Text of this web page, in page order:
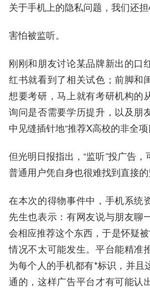
关于手机上的隐私问题，我们还担
害怕被监听。
刚刚和朋友讨论某品牌新出的口
红书就看到了相关试色；前脚和
想要考研，马上就有考研机构的
询问是否需要学历提升，以及朋
中见缝插针地“推荐X高校的非全项
但光明日报指出，“监听”投广告，
普通用户凭自身也很难找到直接的
在本次的得物事件中，手机系统
先生也表示：有网友说与朋友聊
会相应推荐这个东西，于是怀疑被
情况不太可能发生。平台能精准
为每个人的手机都有*标识，并且
通的，这样广告平台才有可能认